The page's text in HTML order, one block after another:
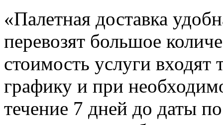
«Палетная доставка
перевозят большое
стоимость услуги входят
графику и при
течение 7 дней до даты